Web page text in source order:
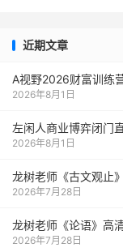
近期文章
A视野2026财富训练
2026年8月1日
左闲人商业博弈闭门
2026年8月1日
龙树老师《古文观止
2026年7月28日
龙树老师《论语》高
2026年7月28日